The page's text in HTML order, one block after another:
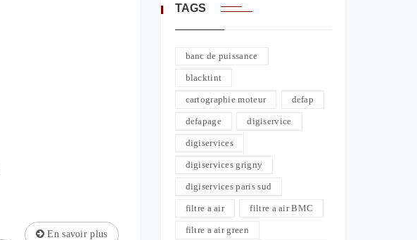
En savoir plus
TAGS
banc de puissance
blacktint
cartographie moteur defap
defapage digiservice
digiservices
digiservices grigny
digiservices paris sud
filtre a air filtre a air BMC
filtre a air green